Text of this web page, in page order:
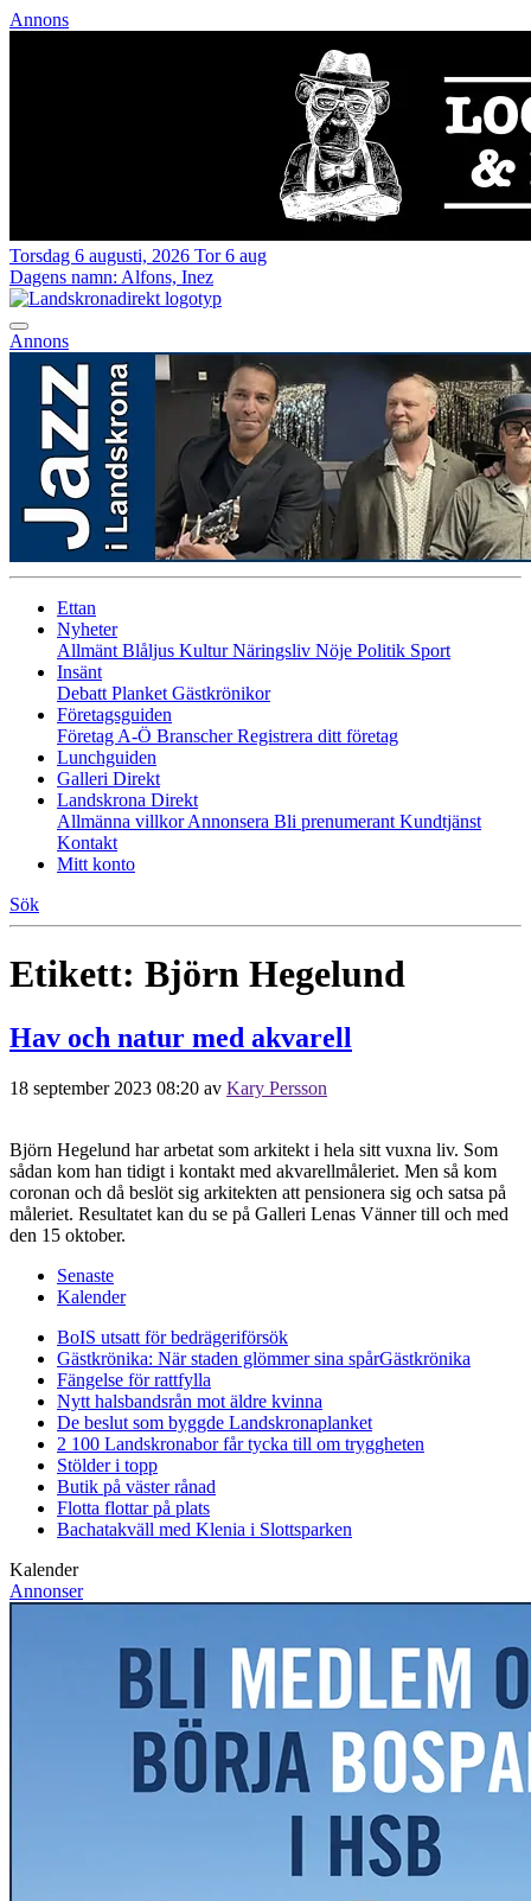
Annons
Torsdag 6 augusti, 2026 Tor 6 aug
Dagens namn: Alfons, Inez
Annons
Ettan
Nyheter
Allmänt Blåljus KulturNäringsliv Nöje Politik Sport
Insänt
Debatt Planket Gästkrönikor
Företagsguiden
Företag A-Ö BranscherRegistrera ditt företag
Lunchguiden
Galleri Direkt
Landskrona Direkt
Allmänna villkorAnnonsera Bli prenumerant Kundtjänst
Kontakt
Mitt konto
Sök
Etikett: Björn Hegelund
Hav och natur med akvarell
18 september 2023 08:20 av Kary Persson
Björn Hegelund har arbetat som arkitekt i hela sitt vuxna liv. Som
sådan kom han tidigt i kontakt med akvarellmåleriet. Men så kom
coronan och då beslöt sig arkitekten att pensionera sig och satsa på
måleriet. Resultatet kan du se på Galleri Lenas Vänner till och med
den 15 oktober.
Senaste
Kalender
BoIS utsatt för bedrägeriförsök
Gästkrönika: När staden glömmer sina spårGästkrönika
Fängelse för rattfylla
Nytt halsbandsrån mot äldre kvinna
De beslut som byggde Landskronaplanket
2 100 Landskronabor får tycka till om tryggheten
Stölder i topp
Butik på väster rånad
Flotta flottar på plats
Bachatakväll med Klenia i Slottsparken
Kalender
Annonser